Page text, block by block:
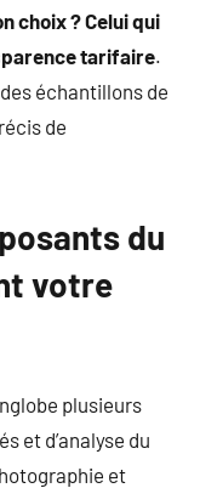
choix ? Celui qui
tarifaire.
échantillons de
de
du
votre
plusieurs
et d’analyse du
et